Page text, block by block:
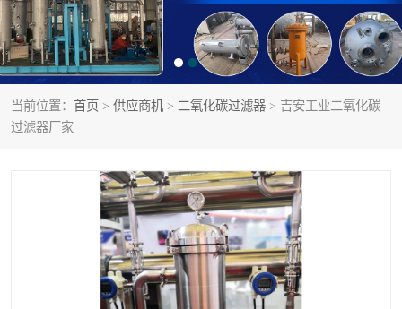
当前位置： 首页 > 供应商机 > 二氧化碳过滤器 > 吉安工业二氧化碳
过滤器厂家
液氨氨气过滤器 沼气过滤器
天然气过滤器 管道过滤器
甲醇过滤器 液氨除油除水过滤器
硝酸尾气分离器 酸雾聚结分离器
高炉煤气过滤器 替代进口过滤器
化工盐酸气聚结器 耐腐蚀除雾器滤芯